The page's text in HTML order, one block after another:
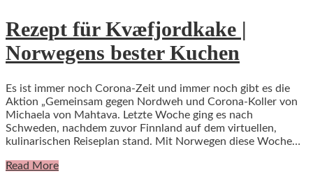
Rezept für Kvæfjordkake |
Norwegens bester Kuchen
Es ist immer noch Corona-Zeit und immer noch gibt es die
Aktion „Gemeinsam gegen Nordweh und Corona-Koller von
Michaela von Mahtava. Letzte Woche ging es nach
Schweden, nachdem zuvor Finnland auf dem virtuellen,
kulinarischen Reiseplan stand. Mit Norwegen diese Woche…
Read More